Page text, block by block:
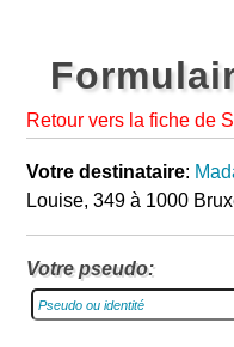
Retour vers la fiche de
Votre destinataire:
Louise, 349 à 1000
Votre pseudo: